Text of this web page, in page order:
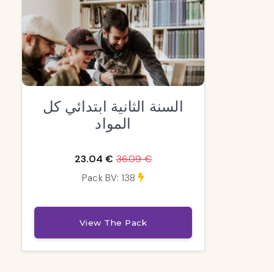
السنة الثانية ابتدائي كل
المواد
23.04 € 36.09 €
Pack BV: 138
View The Pack